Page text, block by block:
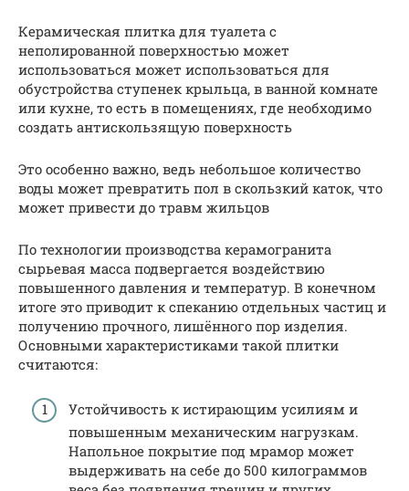
Керамическая плитка для туалета с
неполированной поверхностью может
использоваться может использоваться для
обустройства ступенек крыльца, в ванной комнате
или кухне, то есть в помещениях, где необходимо
создать антискользящую поверхность
Это особенно важно, ведь небольшое количество
воды может превратить пол в скользкий каток, что
может привести до травм жильцов
По технологии производства керамогранита
сырьевая масса подвергается воздействию
повышенного давления и температур. В конечном
итоге это приводит к спеканию отдельных частиц и
получению прочного, лишённого пор изделия.
Основными характеристиками такой плитки
считаются:
Устойчивость к истирающим усилиям и
повышенным механическим нагрузкам.
Напольное покрытие под мрамор может
выдерживать на себе до 500 килограммов